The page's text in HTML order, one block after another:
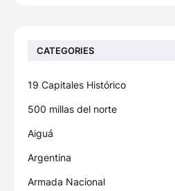
CATEGORIES
19 Capitales Histórico
500 millas del norte
Aiguá
Argentina
Armada Nacional